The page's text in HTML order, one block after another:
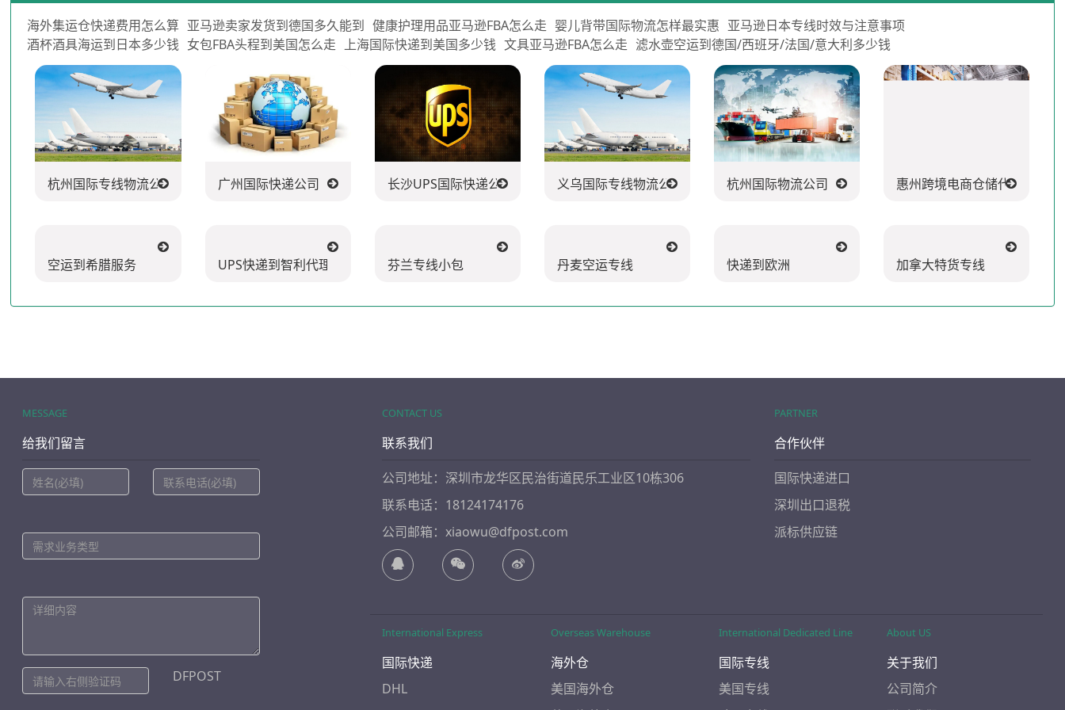
海外集运仓快递费用怎么算 亚马逊卖家发货到德国多久能到 健康护理用品亚马逊FBA怎么走 婴儿背带国际物流怎样最实惠 亚马逊日本专线时效与注意事项
酒杯酒具海运到日本多少钱 女包FBA头程到美国怎么走 上海国际快递到美国多少钱 文具亚马逊FBA怎么走 滤水壶空运到德国/西班牙/法国/意大利多少钱
杭州国际专线物流公司 广州国际快递公司 长沙UPS国际快递公司 义乌国际专线物流公司 杭州国际物流公司 惠州跨境电商仓储代发货
MESSAGE
给我们留言
联系我们
公司地址：深圳市龙华区民治街道民乐工业区10栋306
联系电话：18124174176
公司邮箱：xiaowu@dfpost.com
合作伙伴
国际快递进口
International Express Overseas Warehouse International Dedicated Line About US